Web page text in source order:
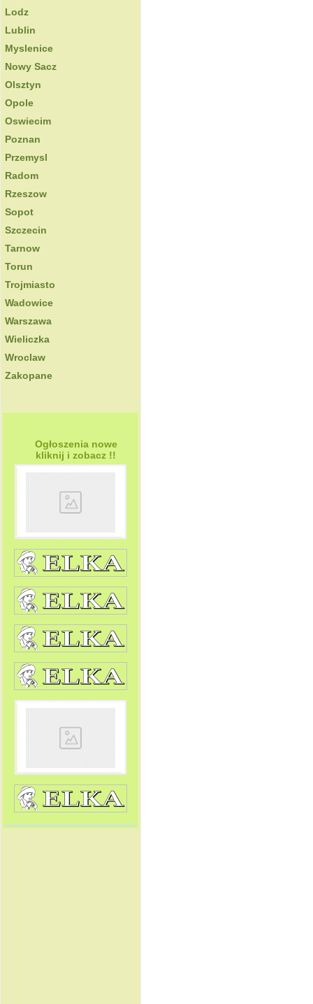
Lodz
Lublin
Myslenice
Nowy Sacz
Olsztyn
Opole
Oswiecim
Poznan
Przemysl
Radom
Rzeszow
Sopot
Szczecin
Tarnow
Torun
Trojmiasto
Wadowice
Warszawa
Wieliczka
Wroclaw
Zakopane
Ogłoszenia nowe
kliknij i zobacz !!